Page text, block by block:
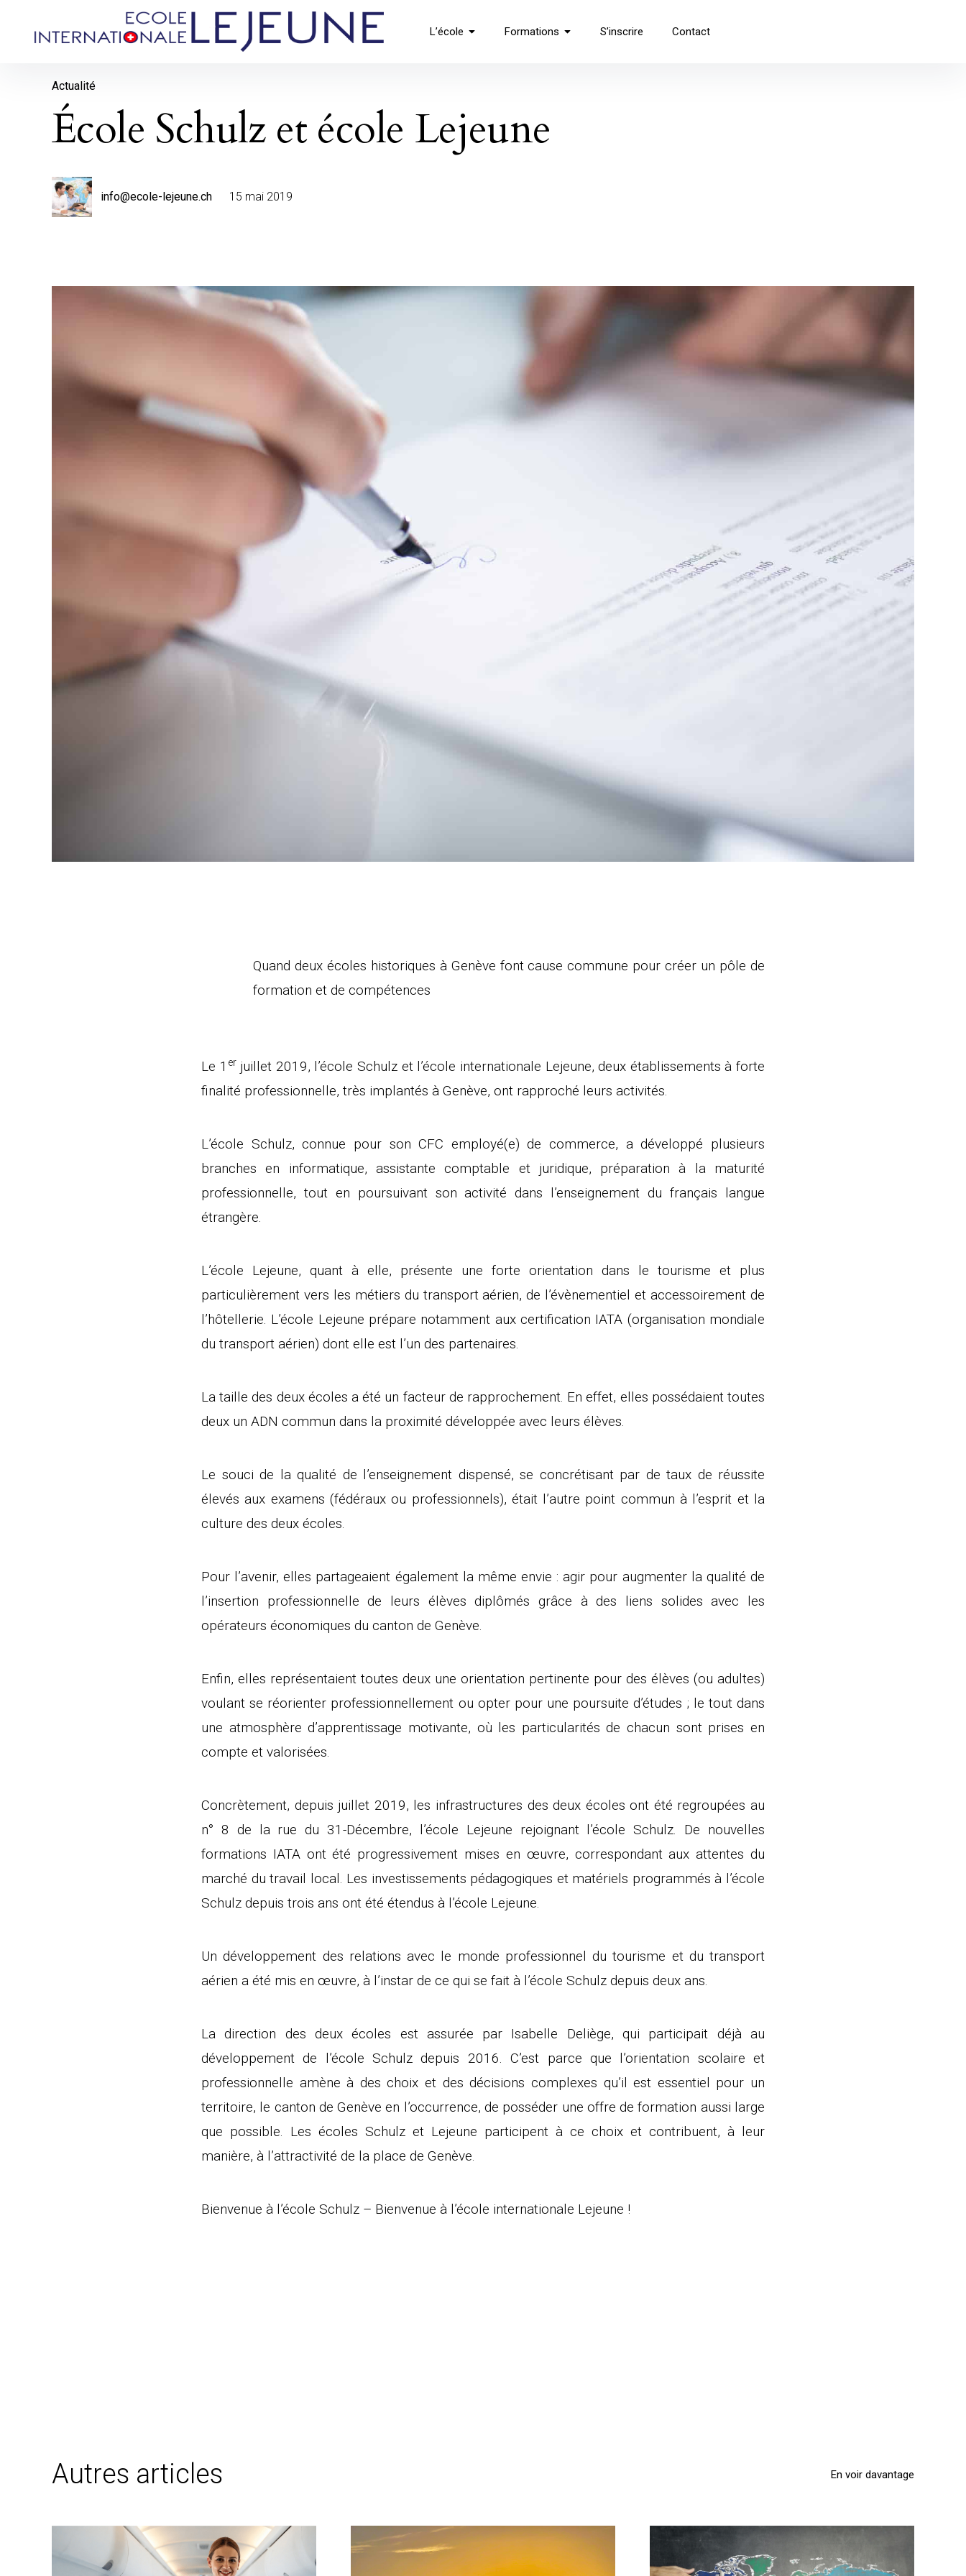
contentÉcole Lejeune L’école Formations S’inscrire Contact
Actualité
École Schulz et école Lejeune
info@ecole-lejeune.ch 15 mai 2019
Quand deux écoles historiques à Genève font cause commune pour créer un pôle de
formation et de compétences
Le 1 erjuillet 2019, l’école Schulz et l’école internationale Lejeune, deux établissements à forte
finalité professionnelle, très implantés à Genève, ont rapproché leurs activités.
L’école Schulz, connue pour son CFC employé(e) de commerce, a développé plusieurs
branches en informatique, assistante comptable et juridique, préparation à la maturité
professionnelle, tout en poursuivant son activité dans l’enseignement du français langue
étrangère.
L’école Lejeune, quant à elle, présente une forte orientation dans le tourisme et plus
particulièrement vers les métiers du transport aérien, de l’évènementiel et accessoirement de
l’hôtellerie. L’école Lejeune prépare notamment aux certification IATA (organisation mondiale
du transport aérien) dont elle est l’un des partenaires.
La taille des deux écoles a été un facteur de rapprochement. En effet, elles possédaient toutes
deux un ADN commun dans la proximité développée avec leurs élèves.
Le souci de la qualité de l’enseignement dispensé, se concrétisant par de taux de réussite
élevés aux examens (fédéraux ou professionnels), était l’autre point commun à l’esprit et la
culture des deux écoles.
Pour l’avenir, elles partageaient également la même envie : agir pour augmenter la qualité de
l’insertion professionnelle de leurs élèves diplômés grâce à des liens solides avec les
opérateurs économiques du canton de Genève.
Enfin, elles représentaient toutes deux une orientation pertinente pour des élèves (ou adultes)
voulant se réorienter professionnellement ou opter pour une poursuite d’études ; le tout dans
une atmosphère d’apprentissage motivante, où les particularités de chacun sont prises en
compte et valorisées.
Concrètement, depuis juillet 2019, les infrastructures des deux écoles ont été regroupées au
n° 8 de la rue du 31-Décembre, l’école Lejeune rejoignant l’école Schulz. De nouvelles
formations IATA ont été progressivement mises en œuvre, correspondant aux attentes du
marché du travail local. Les investissements pédagogiques et matériels programmés à l’école
Schulz depuis trois ans ont été étendus à l’école Lejeune.
Un développement des relations avec le monde professionnel du tourisme et du transport
aérien a été mis en œuvre, à l’instar de ce qui se fait à l’école Schulz depuis deux ans.
La direction des deux écoles est assurée par Isabelle Deliège, qui participait déjà au
développement de l’école Schulz depuis 2016. C’est parce que l’orientation scolaire et
professionnelle amène à des choix et des décisions complexes qu’il est essentiel pour un
territoire, le canton de Genève en l’occurrence, de posséder une offre de formation aussi large
que possible. Les écoles Schulz et Lejeune participent à ce choix et contribuent, à leur
manière, à l’attractivité de la place de Genève.
Bienvenue à l’école Schulz – Bienvenue à l’école internationale Lejeune !
Autres articles En voir davantage